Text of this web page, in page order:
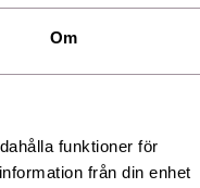
Om
funktioner för
från din enhet